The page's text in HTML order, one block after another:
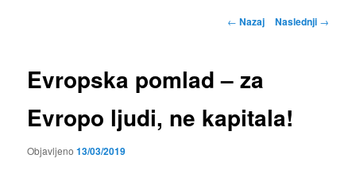
Krmarjenje
← Nazaj Naslednji →
Evropska pomlad – za
Evropo ljudi, ne kapitala!
Objavljeno13/03/2019